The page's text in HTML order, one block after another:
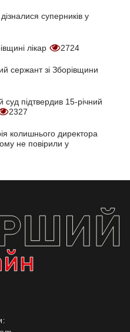
суперників у
лікар 2724
сержант зі Зборівщини
підтвердив 15-річний
2327
колишнього директора
не повірили у